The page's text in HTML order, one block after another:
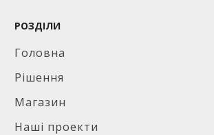
РОЗДІЛИ
Головна
Рішення
Магазин
Наші проекти